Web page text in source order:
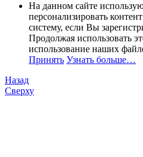
На данном сайте
персонализировать
систему, если Вы
Продолжая использовать
использование наших
Принять Узнать больше…
Назад
Сверху